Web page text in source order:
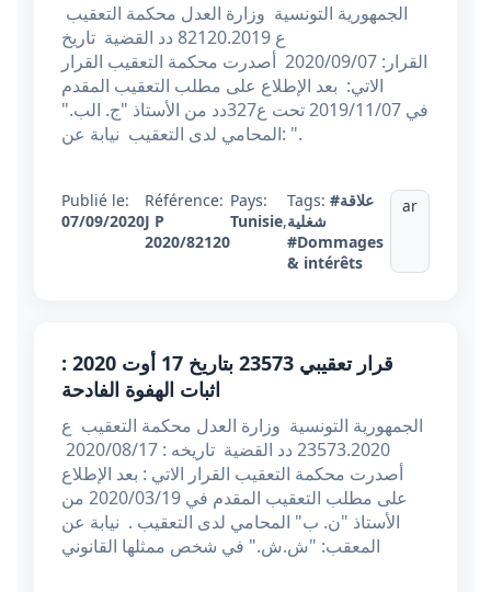
الجمهورية التونسية وزارة العدل محكمة التعقيب
ع 82120.2019 دد القضية تاريخ
القرار: 2020/09/07 أصدرت محكمة التعقيب القرار
الاتي: بعد الإطلاع على مطلب التعقيب المقدم
في 2019/11/07 تحت ع327دد من الأستاذ "ج. الب."
المحامي لدى التعقيب نيابة عن: ".
Publié le:
07/09/2020
Référence:
J P
2020/82120
Pays:
Tunisie,
Tags: #علاقة
شغلية
#Dommages
& intérêts
ar
قرار تعقيبي 23573 بتاريخ 17 أوت 2020 :
اثبات الهفوة الفادحة
الجمهورية التونسية وزارة العدل محكمة التعقيب ع
أصدرت محكمة التعقيب القرار الاتي : بعد الإطلاع
على مطلب التعقيب المقدم في 2020/03/19 من
الأستاذ "ن. ب" المحامي لدى التعقيب . نيابة عن
المعقب: "ش.ش." في شخص ممثلها القانوني